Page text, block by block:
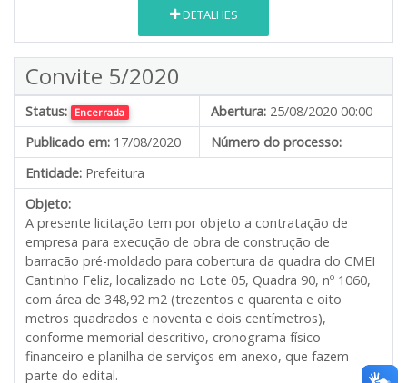
DETALHES
Convite 5/2020
Status: Encerrada Abertura: 25/08/2020 00:00
Publicado em: 17/08/2020
Número do processo:
Entidade: Prefeitura
Objeto:
A presente licitação tem por objeto a contratação de
empresa para execução de obra de construção de
barracão pré-moldado para cobertura da quadra do CMEI
Cantinho Feliz, localizado no Lote 05, Quadra 90, nº 1060,
com área de 348,92 m2 (trezentos e quarenta e oito
metros quadrados e noventa e dois centímetros),
conforme memorial descritivo, cronograma físico
financeiro e planilha de serviços em anexo, que fazem
parte do edital.